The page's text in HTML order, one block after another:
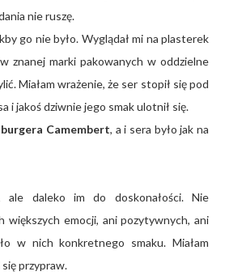
nie ruszę.
go nie było. Wyglądał mi na plasterek
znanej marki pakowanych w oddzielne
Miałam wrażenie, że ser stopił się pod
i jakoś dziwnie jego smak ulotnił się.
burgera Camembert, a i sera było jak na
ale daleko im do doskonałości. Nie
większych emocji, ani pozytywnych, ani
w nich konkretnego smaku. Miałam
się przypraw.